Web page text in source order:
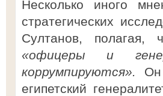
Несколько иного
стратегических
Султанов, полагая,
«офицеры и
коррумпируются». Он
египетский